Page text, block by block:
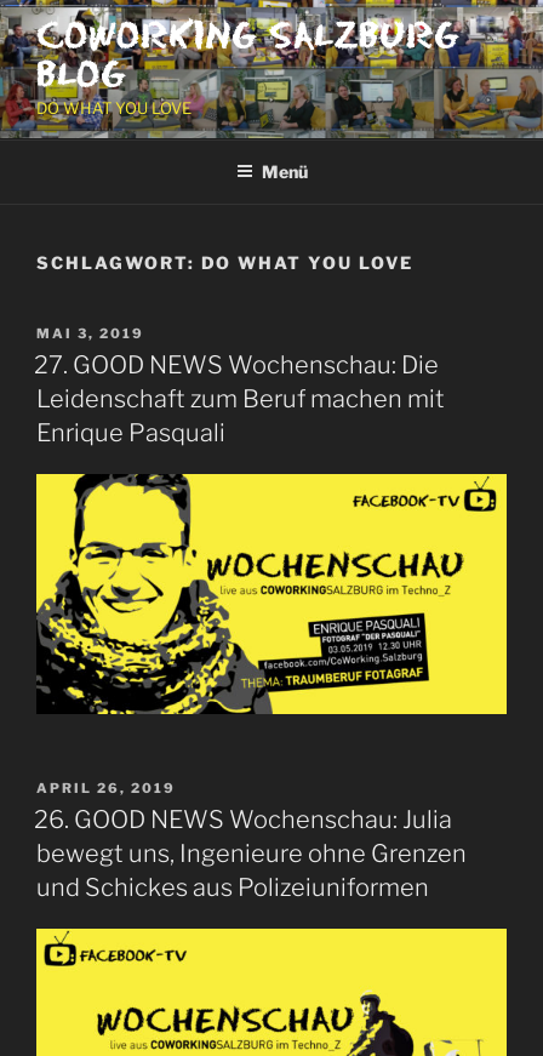
Zum
Inhalt
springen
COWORKING SALZBURG
BLOG
DO WHAT YOU LOVE
Menü
SCHLAGWORT: DO WHAT YOU LOVE
VERÖFFENTLICHT
AM
MAI 3, 2019
27. GOOD NEWS Wochenschau: Die
Leidenschaft zum Beruf machen mit
Enrique Pasquali
VERÖFFENTLICHT
AM
APRIL 26, 2019
26. GOOD NEWS Wochenschau: Julia
bewegt uns, Ingenieure ohne Grenzen
und Schickes aus Polizeiuniformen